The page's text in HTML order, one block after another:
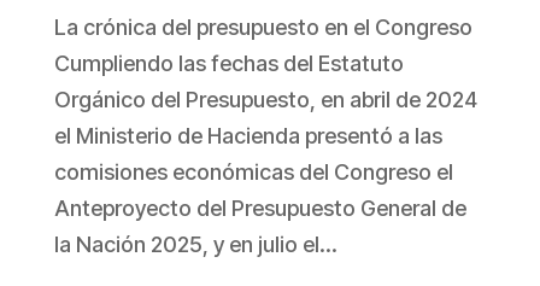
La crónica del presupuesto en el Congreso
Cumpliendo las fechas del Estatuto
Orgánico del Presupuesto, en abril de 2024
el Ministerio de Hacienda presentó a las
comisiones económicas del Congreso el
Anteproyecto del Presupuesto General de
la Nación 2025, y en julio el...